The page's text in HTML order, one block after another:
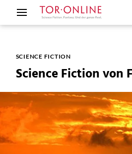
SCIENCE FICTION
Science Fiction von